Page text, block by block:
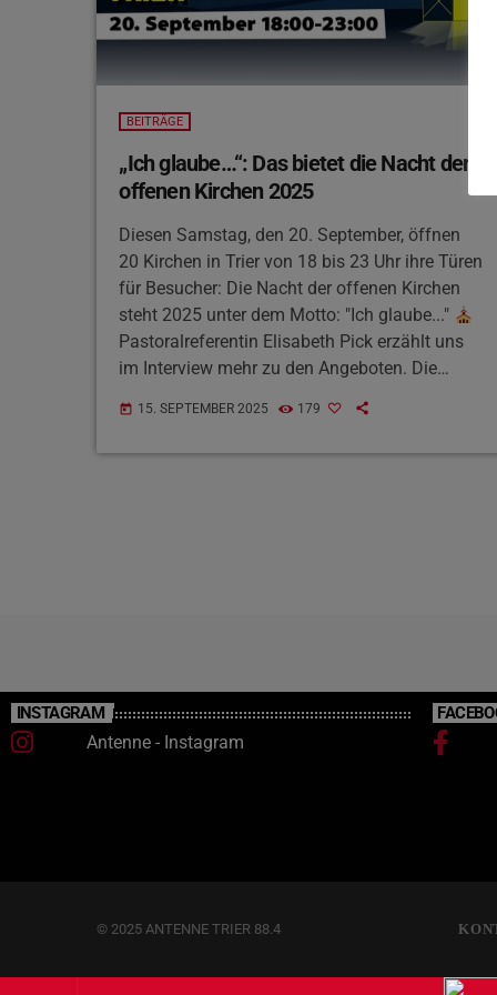
BEITRÄGE
„Ich glaube…“: Das bietet die Nacht der
offenen Kirchen 2025
Diesen Samstag, den 20. September, öffnen
20 Kirchen in Trier von 18 bis 23 Uhr ihre Türen
für Besucher: Die Nacht der offenen Kirchen
steht 2025 unter dem Motto: "Ich glaube..."
Pastoralreferentin Elisabeth Pick erzählt uns
im Interview mehr zu den Angeboten. Die
HIER.
today 15. SEPTEMBER 2025 179
INSTAGRAM
Antenne - Instagram
© 2025 ANTENNE TRIER 88.4